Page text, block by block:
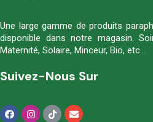
Une large gamme de produits
disponible dans notre magasin.
Maternité, Solaire, Minceur, Bio, etc…
Suivez-Nous Sur